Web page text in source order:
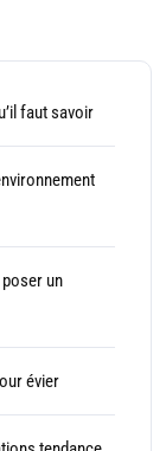
faut savoir
un
évier